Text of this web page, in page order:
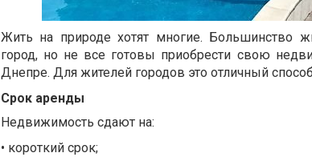
Жить на природе хотят многие. Большинство
город, но не все готовы приобрести свою
Днепре. Для жителей городов это отличный
Срок аренды
Недвижимость сдают на:
• короткий срок;